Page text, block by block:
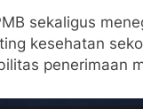
sekaligus
kesehatan
penerimaan